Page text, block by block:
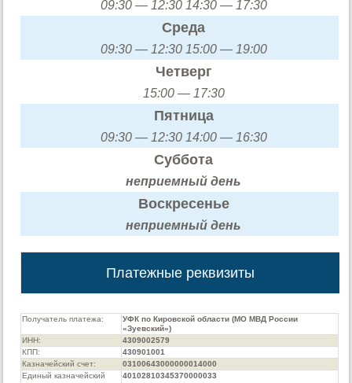
09:30 — 12:30 14:30 — 17:30
Среда
09:30 — 12:30 15:00 — 19:00
Четверг
15:00 — 17:30
Пятница
09:30 — 12:30 14:00 — 16:30
Суббота
неприемный день
Воскресенье
неприемный день
Платежные реквизиты
Получатель платежа:
УФК по Кировской области (МО МВД России
«Зуевский»)
ИНН:
4309002579
КПП:
430901001
Казначейский счет:
03100643000000014000
Единый казначейский
40102810345370000033